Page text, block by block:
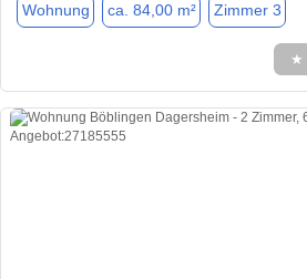
Wohnung ca. 84,00 m² Zimmer 3
★